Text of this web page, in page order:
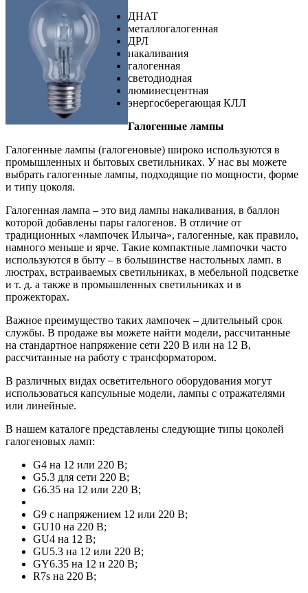
ДНАТ
металлогалогенная
ДРЛ
накаливания
галогенная
светодиодная
люминесцентная
энергосберегающая КЛЛ
Галогенные лампы
Галогенные лампы (галогеновые) широко используются в
промышленных и бытовых светильниках. У нас вы можете
выбрать галогенные лампы, подходящие по мощности, форме
и типу цоколя.
Галогенная лампа – это вид лампы накаливания, в баллон
которой добавлены пары галогенов. В отличие от
традиционных «лампочек Ильича», галогенные, как правило,
намного меньше и ярче. Такие компактные лампочки часто
используются в быту – в большинстве настольных ламп. в
люстрах, встраиваемых светильниках, в мебельной подсветке
и т. д. а также в промышленных светильниках и в
прожекторах.
Важное преимущество таких лампочек – длительный срок
службы. В продаже вы можете найти модели, рассчитанные
на стандартное напряжение сети 220 В или на 12 В,
рассчитанные на работу с трансформатором.
В различных видах осветительного оборудования могут
использоваться капсульные модели, лампы с отражателями
или линейные.
В нашем каталоге представлены следующие типы цоколей
галогеновых ламп:
G4 на 12 или 220 В;
G5.3 для сети 220 В;
G6.35 на 12 или 220 В;
G9 с напряжением 12 или 220 В;
GU10 на 220 В;
GU4 на 12 В;
GU5.3 на 12 или 220 В;
GY6.35 на 12 и 220 В;
R7s на 220 В;